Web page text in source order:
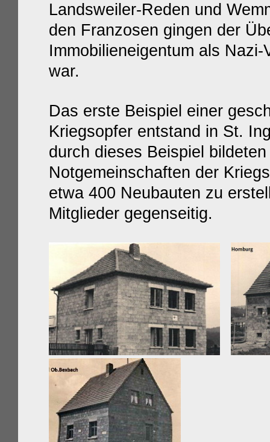
Landsweiler-Reden und
den Franzosen gingen der
Immobilieneigentum als
war.
Das erste Beispiel einer
Kriegsopfer entstand in St.
durch dieses Beispiel
Notgemeinschaften der
etwa 400 Neubauten zu
Mitglieder gegenseitig.